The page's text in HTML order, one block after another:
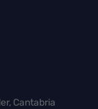
Cantabria